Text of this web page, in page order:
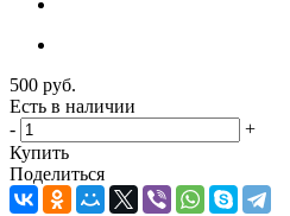
500 руб.
Есть в наличии
-
+
Купить
Поделиться